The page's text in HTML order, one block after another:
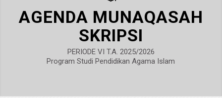
AGENDA MUNAQASAH
SKRIPSI
PERIODE VI T.A. 2025/2026
Program Studi Pendidikan Agama Islam